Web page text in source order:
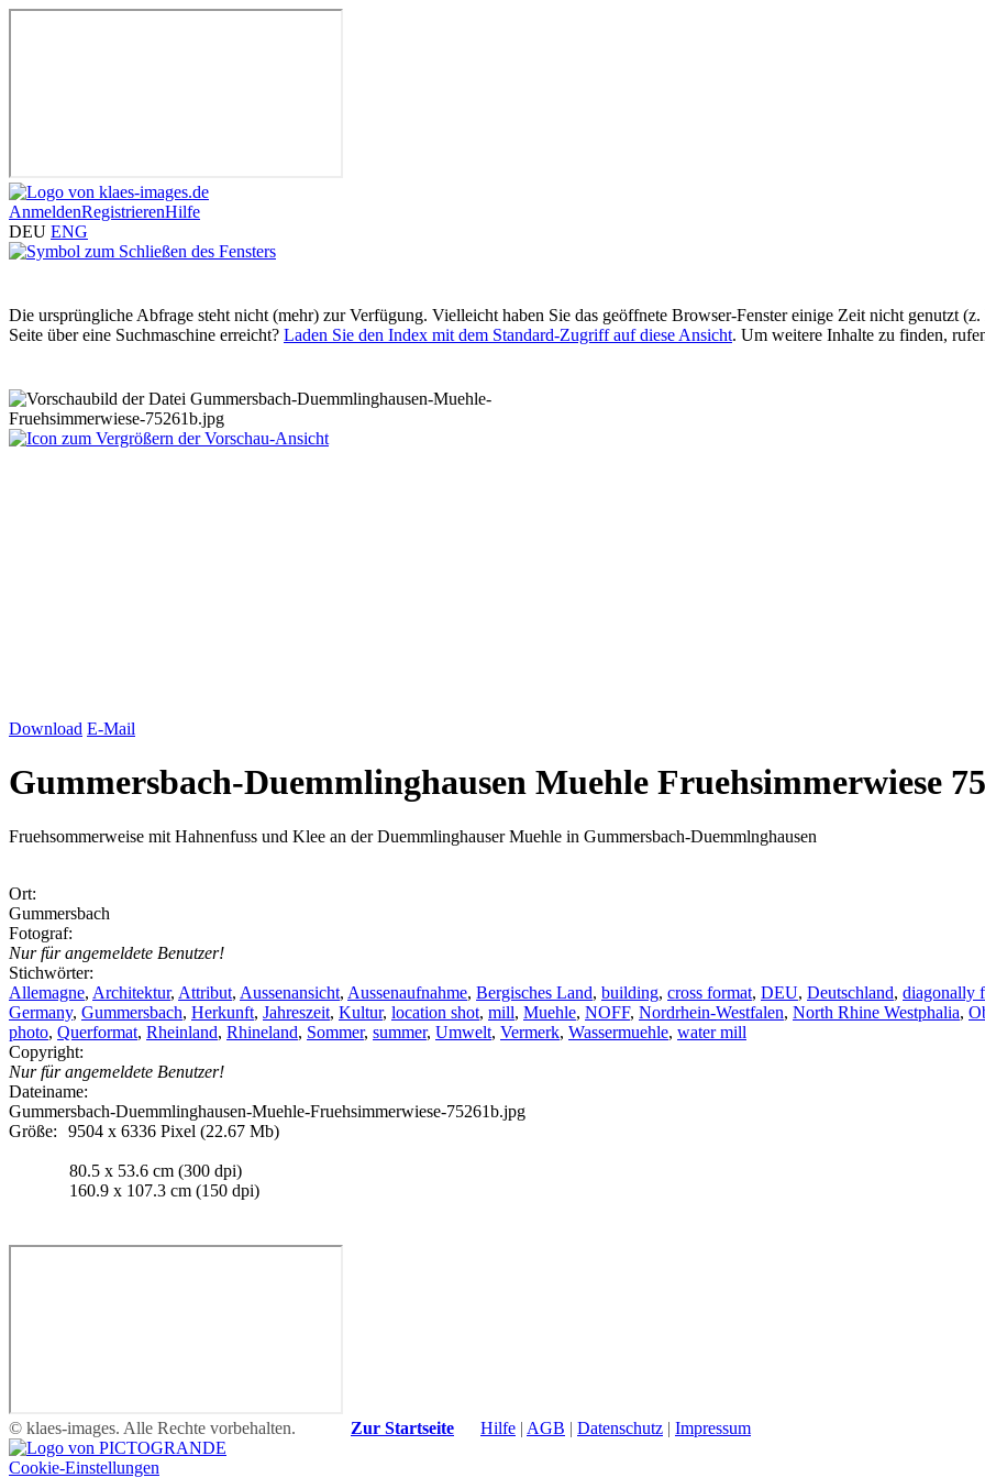
AnmeldenRegistrierenHilfe
DEU ENG
Die ursprüngliche Abfrage steht nicht (mehr) zur Verfügung. Vielleicht haben Sie das geöffnete Browser-Fenster einige Zeit nicht genutzt
Seite über eine Suchmaschine erreicht? Laden Sie den Index mit dem Standard-Zugriff auf diese Ansicht. Um weitere Inhalte zu finden,
Download E-Mail
Gummersbach-Duemmlinghausen Muehle Fruehsimmerwiese
Fruehsommerweise mit Hahnenfuss und Klee an der DuemmlinghauserMuehle in Gummersbach-Duemmlnghausen
Ort:
Gummersbach
Fotograf:
Nur für angemeldete Benutzer!
Stichwörter:
Allemagne, Architektur, Attribut, Aussenansicht, Aussenaufnahme, Bergisches Land, building, cross format, DEU, Deutschland, diagonally
Germany, Gummersbach, Herkunft, Jahreszeit, Kultur, location shot, mill, Muehle, NOFF, Nordrhein-Westfalen, North Rhine Westphalia,
photo, Querformat, Rheinland, Rhineland, Sommer, summer, Umwelt, Vermerk, Wassermuehle, water mill
Copyright:
Nur für angemeldete Benutzer!
Dateiname:
Gummersbach-Duemmlinghausen-Muehle-Fruehsimmerwiese-75261b.jpg
Größe:
9504 x 6336 Pixel (22.67 Mb)
80.5 x 53.6 cm (300 dpi)
160.9 x 107.3 cm (150 dpi)
© klaes-images. Alle Rechte vorbehalten. Zur Startseite Hilfe | AGB | Datenschutz | Impressum
Cookie-Einstellungen